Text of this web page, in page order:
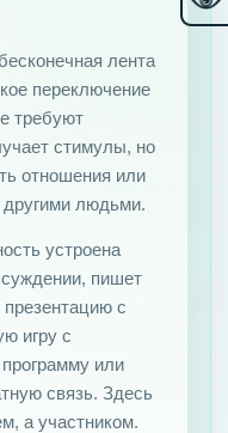
лента
переключение
требуют
стимулы, но
отношения или
другими людьми.
устроена
пишет
презентацию с
игру с
или
связь. Здесь
а участником.